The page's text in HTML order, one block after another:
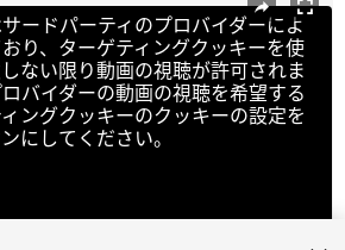
ードパーティのプロバイダーによ
り、ターゲティングクッキーを使
ない限り動画の視聴が許可されま
バイダーの動画の視聴を希望する
ングクッキーのクッキーの設定を
にしてください。